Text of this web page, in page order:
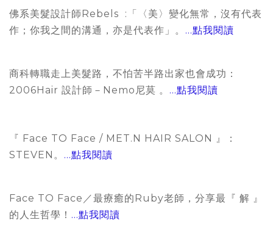
佛系美髮設計師Rebels : 「〈美〉變化無常，沒有代表
作；你我之間的溝通，亦是代表作」。 ...點我閱讀
商科轉職走上美髮路，不怕苦半路出家也會成功：
2006Hair 設計師－Nemo尼莫 。 ...點我閱讀
『 Face TO Face / MET.N HAIR SALON 』：
STEVEN。 ...點我閱讀
Face TO Face／最療癒的Ruby老師，分享最『 解 』
的人生哲學！ ...點我閱讀